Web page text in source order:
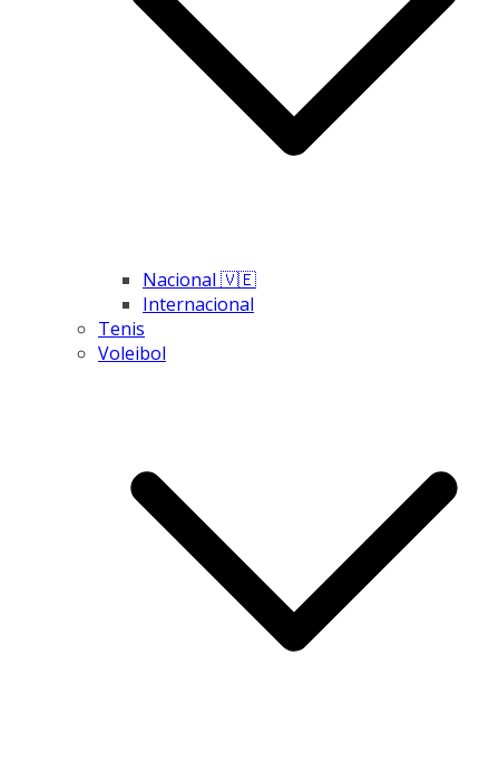
Nacional 🇻🇪
Internacional
Tenis
Voleibol